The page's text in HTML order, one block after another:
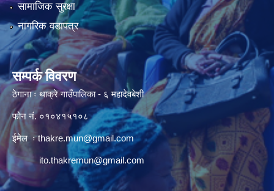
सामाजिक सुरक्षा
नागरिक वडापत्र
सम्पर्क विवरण
ठेगाना ः थाक्रे गाउँपालिका - ६ महादेवबेशी
फोन नं. ०१०४१५१०८
ईमेल ःthakre.mun@gmail.com
ito.thakremun@gmail.com